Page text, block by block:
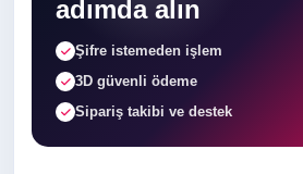
adımda alın
Şifre istemeden işlem
3D güvenli ödeme
Sipariş takibi ve destek